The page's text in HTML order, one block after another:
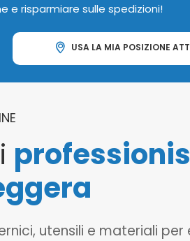
e risparmiare sulle spedizioni!
USA LA MIA POSIZIONE
utensili e materiali